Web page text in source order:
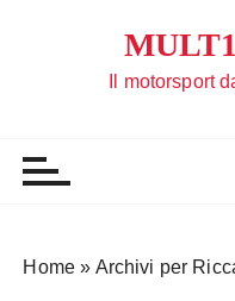
Il motorsport
Home » Archivi per